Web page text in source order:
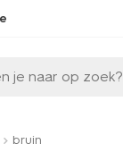
je naar op zoek?
bruin